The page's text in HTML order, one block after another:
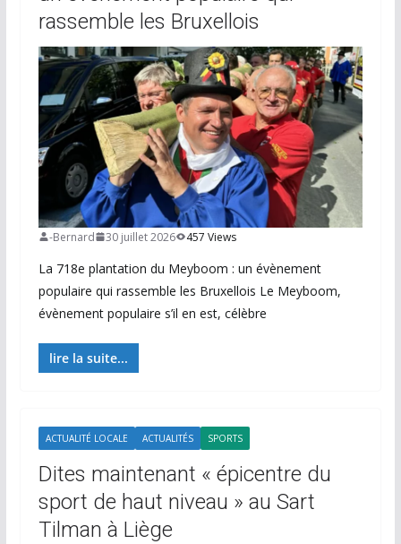
rassemble les Bruxellois
-Bernard 30 juillet 2026 457 Views
La 718e plantation du Meyboom : un évènement
populaire qui rassemble les Bruxellois Le Meyboom,
évènement populaire s’il en est, célèbre
lire la suite...
ACTUALITÉ LOCALE ACTUALITÉS SPORTS
Dites maintenant « épicentre du
sport de haut niveau » au Sart
Tilman à Liège